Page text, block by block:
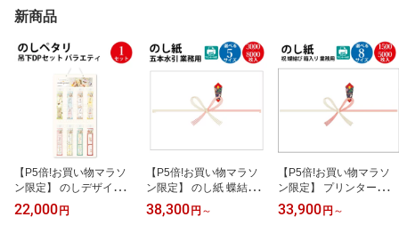
ット 印刷用紙 ポスター
お品書き メニュー 招待
状 結婚式 ブライダル お
礼 さくら ピンク 花柄 花
ピードくじ 箱 忘年会 新
年会 組み立て 折りたた
み くじ券
くじ引きセット 新年会
忘年会 結婚式 即売会 お
祭り 抽選会 学校 文化祭
新商品
【P5倍!お買い物マラソ
ン限定】 のしデザインふ
せん のしペタリ 吊下DP
セット バラエティ 40冊
22,000円
【P5倍!お買い物マラソ
ン限定】 のし紙 蝶結び
祝 五本 京 プリンター対
応 ＜選べる5サイズ＞ 業
38,300円 ～
【P5倍!お買い物マラソ
ン限定】 プリンター対応
のし紙 祝 京 七本 ケース
入り 業務用 ササガワ タ
33,900円 ～